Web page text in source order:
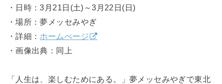
・日時：3月21日(土)～3月22日(日)
・場所：夢メッセみやぎ
・詳細： ホームぺージ
・画像出典：同上
「人生は、楽しむためにある。」夢メッセみやぎで東北